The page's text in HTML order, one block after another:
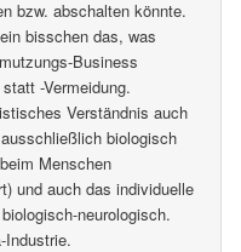
bzw. abschalten könnte.
bisschen das, was
Business
-Vermeidung.
Verständnis auch
biologisch
Menschen
und auch das individuelle
neurologisch.
Industrie.